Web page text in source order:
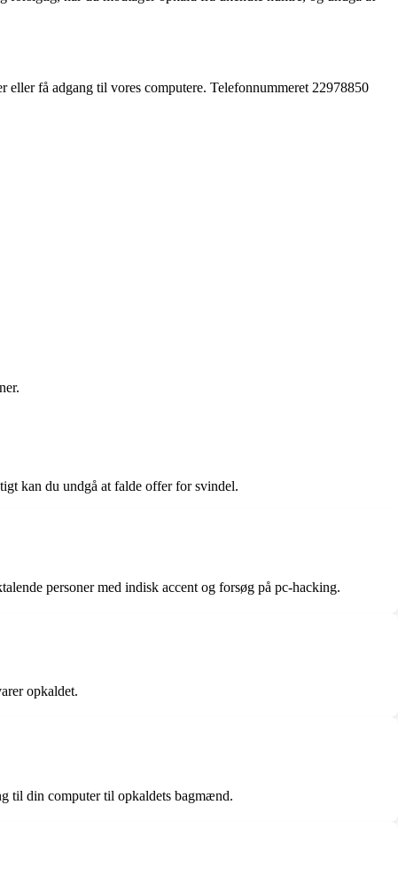
få adgang til vores computere. Telefonnummeret 22978850
kan du undgå at falde offer for svindel.
personer med indisk accent og forsøg på pc-hacking.
opkaldet.
til din computer til opkaldets bagmænd.